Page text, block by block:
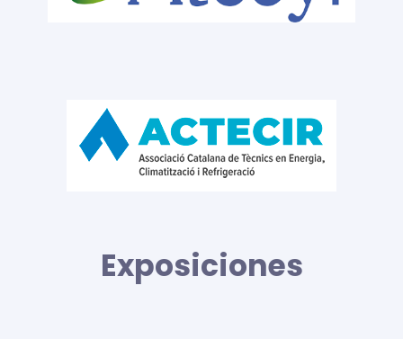
Exposiciones